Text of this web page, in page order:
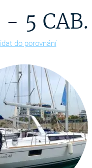
- 5
do porovnání